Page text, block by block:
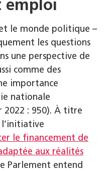
emploi
le monde politique –
les questions
une perspective de
comme des
importance
nationale
2022 : 950). À titre
le financement de
aux réalités
Parlement entend